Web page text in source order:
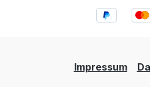
Impressum